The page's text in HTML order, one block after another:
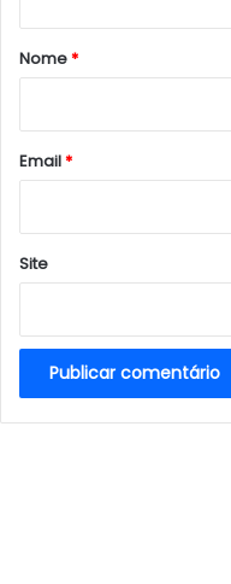
r
*
Nome*
Email*
Site